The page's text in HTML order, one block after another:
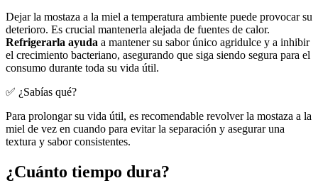
Dejar la mostaza a la miel a temperatura ambiente puede provocar su
deterioro. Es crucial mantenerla alejada de fuentes de calor.
Refrigerarla ayuda a mantener su sabor único agridulce y a inhibir
el crecimiento bacteriano, asegurando que siga siendo segura para el
consumo durante toda su vida útil.
✅ ¿Sabías qué?
Para prolongar su vida útil, es recomendable revolver la mostaza a la
miel de vez en cuando para evitar la separación y asegurar una
textura y sabor consistentes.
¿Cuánto tiempo dura?